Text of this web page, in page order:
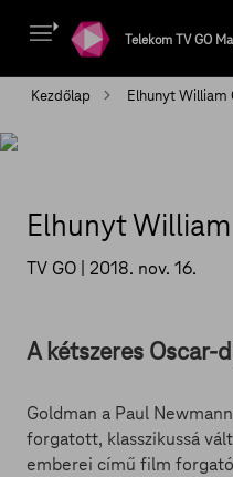
Telekom TV GO
Kezdőlap Elhunyt William
Elhunyt
TV GO | 2018. nov. 16.
A kétszeres Oscar-
Goldman a Paul
forgatott, klasszikussá
emberei című film